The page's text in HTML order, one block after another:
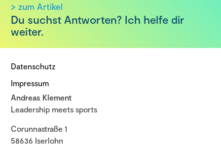
> zum Artikel
Du suchst Antworten? Ich helfe dir
weiter.
Datenschutz
Impressum
Andreas Klement
Leadership meets sports
Corunnastraße 1
58636 Iserlohn